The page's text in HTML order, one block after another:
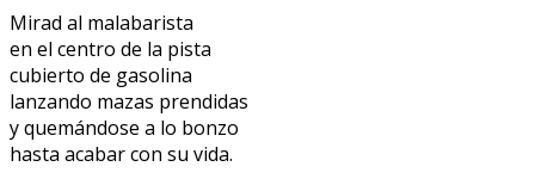
Mirad al malabarista
en el centro de la pista
cubierto de gasolina
lanzando mazas prendidas
y quemándose a lo bonzo
hasta acabar con su vida.